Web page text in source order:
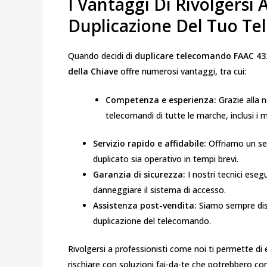
Duplicazione Del Tuo
Quando decidi di duplicare telecomando FAAC
della Chiave offre numerosi vantaggi, tra cui:
Competenza e esperienza: Grazie alla
telecomandi di tutte le marche, inclusi i
Servizio rapido e affidabile: Offriamo un
duplicato sia operativo in tempi brevi.
Garanzia di sicurezza: I nostri tecnici
danneggiare il sistema di accesso.
Assistenza post-vendita: Siamo sempre
duplicazione del telecomando.
Rivolgersi a professionisti come noi ti permette
rischiare con soluzioni fai-da-te che potrebbero